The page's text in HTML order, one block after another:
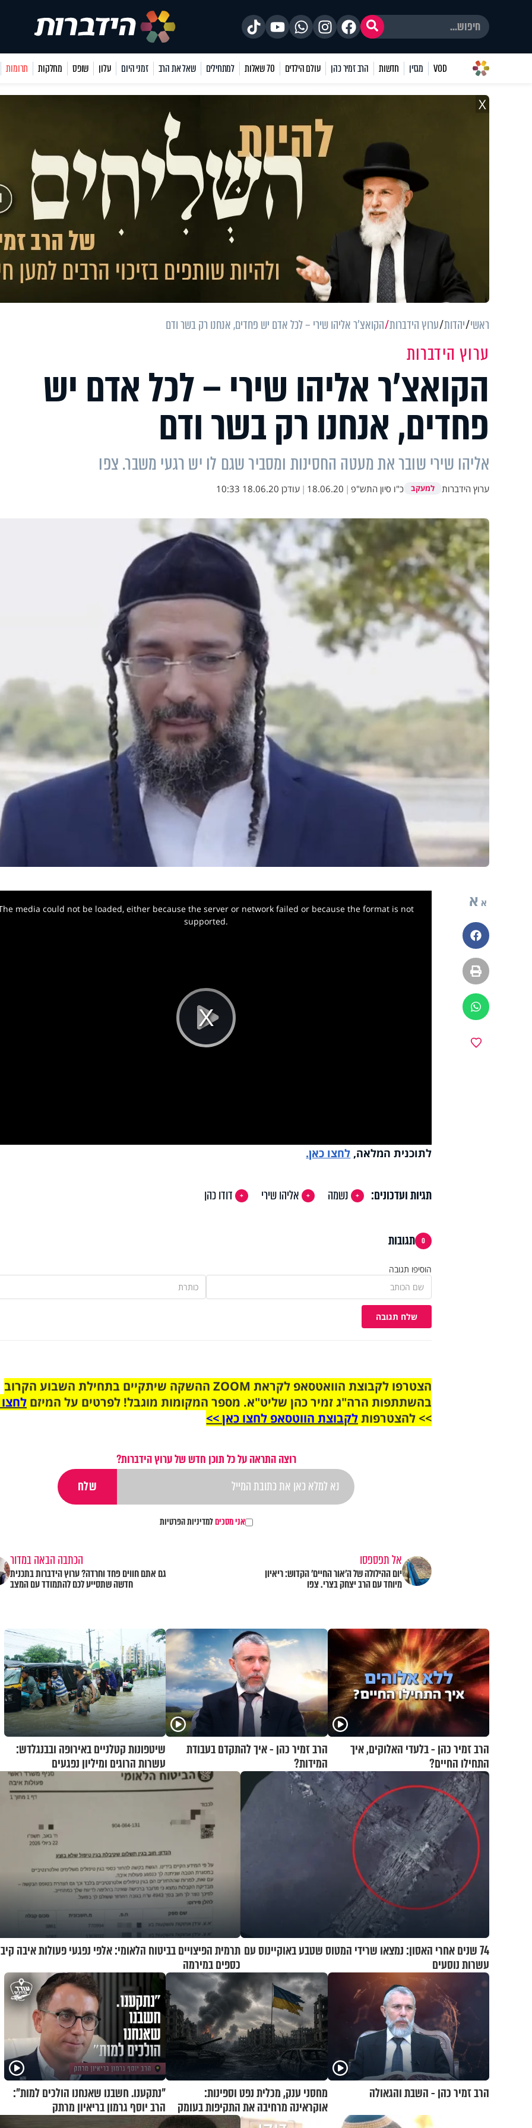
VOD מגזין חדשות הרב זמיר כהן עולם הילדים 70 שאלות למתחילים שאל את הרב זמני היום עלון שופס מחלקות תרומות
X
ראשי יהדות ערוץ הידברות הקואצ'ר אליהו שירי – לכל אדם יש פחדים, אנחנו רק בשר ודם
ערוץ הידברות
הקואצ'ר אליהו שירי – לכל אדם יש
פחדים, אנחנו רק בשר ודם
אליהו שירי שובר את מעטה החסינות ומסביר שגם לו יש רגעי משבר. צפו
ערוץ הידברות למעקב כ"ו סיון התש"פ |
18.06.20
| עודכן 18.06.20 10:33
א א
פייסבוק
הדפסה
ווטסאפ
Play
media could not be loaded, either because the server or network failed or because the format is not
supported.
לתוכנית המלאה, לחצו כאן.
תגיות ועדכונים: נשמה אליהו שירי דודו כהן
0 תגובות
הוסיפו תגובה
שלח תגובה
הצטרפו לקבוצת הוואטסאפ לקראת ZOOM ההשקה שיתקיים בתחילת השבוע הקרוב
בהשתתפות הרה"ג זמיר כהן שליט"א. מספר המקומות מוגבל! לפרטים על המיזם
>> להצטרפותלקבוצת הווטסאפ לחצו כאן >>
רוצה התראה על כל תוכן חדש של ערוץ הידברות?
אני מסכיםלמדיניות הפרטיות
אל תפספסו
יום ההילולה של ה’אור החיים’ הקדוש: ריאיון
מיוחד עם הרב יצחק בצרי. צפו
הכתבה הבאה במדור
גם אתם חווים פחד וחרדה? ערוץ הידברות בתכנית
חדשה שתסייע לכם להתמודד עם המצב
הרב זמיר כהן - בלעדי האלוקים, איך
התחילו החיים?
הרב זמיר כהן - איך להתקדם בעבודת
המידות?
שיטפונות קטלניים באירופה ובבנגלדש:
עשרות הרוגים ומיליון נפגעים
74 שנים אחרי האסון: נמצאו שרידי המטוס שטבע באוקיינוס עם
עשרות נוסעים
תרמית הפיצויים בביטוח הלאומי: אלפי נפגעי פעולות איבה
כספים במירמה
הרב זמיר כהן - השבת והגאולה
מחסני ענק, מכלית נפט וספינות:
אוקראינה מרחיבה את התקיפות בעומק
"נתקענו. חשבנו שאנחנו הולכים למות":
הרב יוסף גרמון בריאיון מרתק